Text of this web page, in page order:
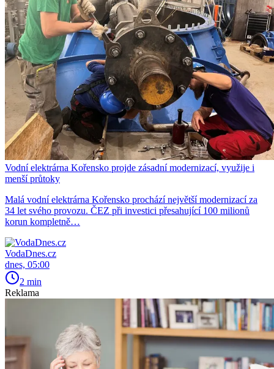
Vodní elektrárna Kořensko projde zásadní modernizací, využije i
menší průtoky
Malá vodní elektrárna Kořensko prochází největší modernizací za
34 let svého provozu. ČEZ při investici přesahující 100 milionů
korun kompletně…
VodaDnes.cz
dnes, 05:00
2 min
Reklama